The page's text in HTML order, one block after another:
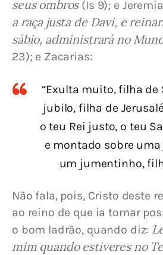
seus ombros (Is 9); e
a raça justa de Davi, e
sábio, administrará no
23); e Zacarias:
“Exulta muito, filha de
jubilo, filha de
o teu Rei justo, o teu
e montado sobre
um jumentinho,
Não fala, pois, Cristo deste
ao reino de que ia tomar
o bom ladrão, quando diz:
mim quando estiveres no